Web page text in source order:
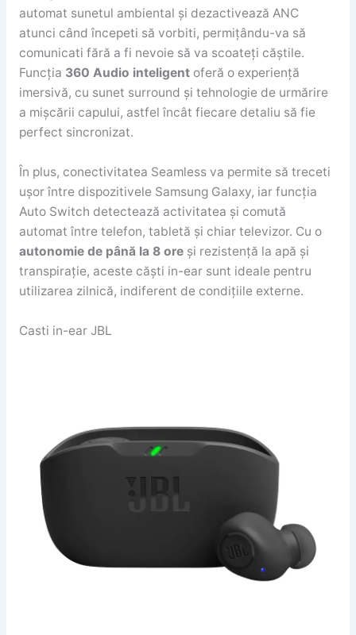
automat sunetul ambiental și dezactivează ANC
atunci când începeti să vorbiti, permițându-va să
comunicati fără a fi nevoie să va scoateți căștile.
Funcția 360 Audio inteligentoferă o experiență
imersivă, cu sunet surround și tehnologie de urmărire
a mișcării capului, astfel încât fiecare detaliu să fie
perfect sincronizat.
În plus, conectivitatea Seamless va permite să treceti
ușor între dispozitivele Samsung Galaxy, iar funcția
Auto Switch detectează activitatea și comută
automat între telefon, tabletă și chiar televizor. Cu o
autonomie de până la 8 oreși rezistență la apă și
transpirație, aceste căști in-ear sunt ideale pentru
utilizarea zilnică, indiferent de condițiile externe.
Casti in-ear JBL